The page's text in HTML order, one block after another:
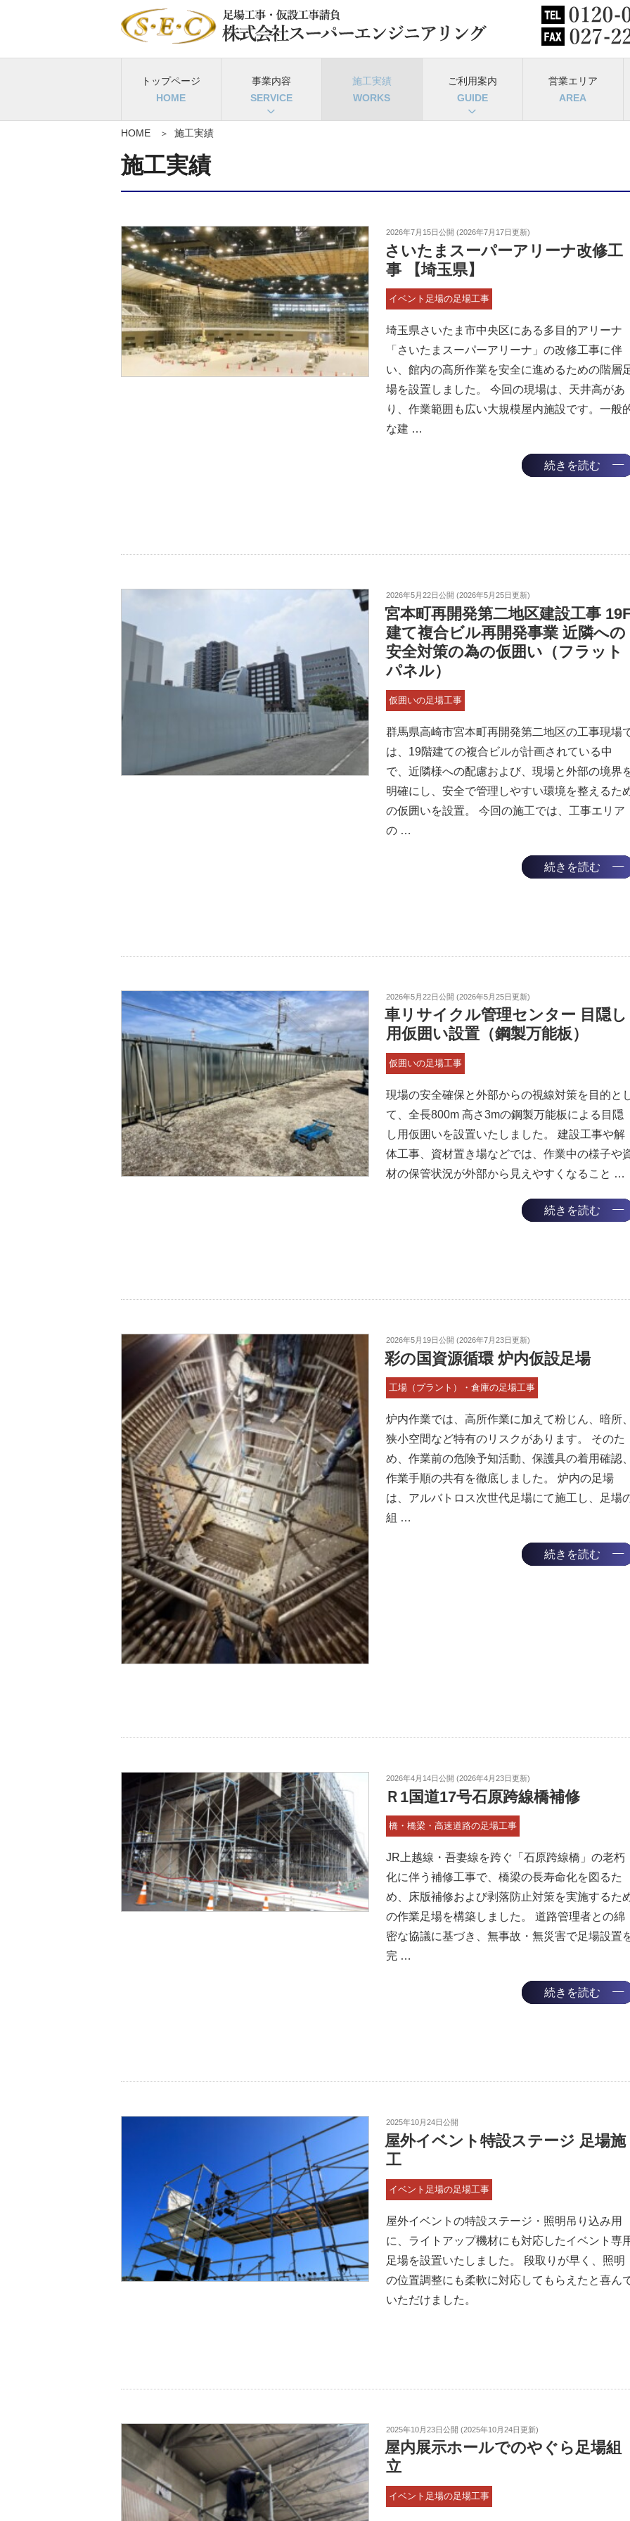
トップページ 事業内容 施工実績 ご利用案内 営業エリア
HOME 施工実績
施工実績
2026年7月15日公開 (2026年7月17日更新)
さいたまスーパーアリーナ改修工
事 【埼玉県】
イベント足場の足場工事
埼玉県さいたま市中央区にある多目的アリーナ
「さいたまスーパーアリーナ」の改修工事に伴
い、館内の高所作業を安全に進めるための階層
場を設置しました。 今回の現場は、天井高があ
り、作業範囲も広い大規模屋内施設です。一般
な建 …
続きを読む
2026年5月22日公開 (2026年5月25日 更新)
宮本町再開発第二地区建設工事
建て複合ビル再開発事業 近隣への
安全対策の為の仮囲い（フラット
パネル）
仮囲いの足場工事
群馬県高崎市宮本町再開発第二地区の工事現場
は、19階建ての複合ビルが計画されている中
で、近隣様への配慮および、現場と外部の境界
明確にし、安全で管理しやすい環境を整えるた
の仮囲いを設置。 今回の施工では、工事エリア
の …
続きを読む
2026年5月22日公開 (2026年5月25日更新)
車リサイクル管理センター 目隠し
用仮囲い設置（鋼製万能板）
仮囲いの足場工事
現場の安全確保と外部からの視線対策を目的と
て、全長800m 高さ3mの鋼製万能板による目隠
し用仮囲いを設置いたしました。 建設工事や解
体工事、資材置き場などでは、作業中の様子や
材の保管状況が外部から見えやすくなること …
続きを読む
2026年5月19日公開 (2026年7月23日更新)
彩の国資源循環 炉内仮設足場
工場（プラント）・倉庫の足場工事
炉内作業では、高所作業に加えて粉じん、暗所
狭小空間など特有のリスクがあります。 そのた
め、作業前の危険予知活動、保護具の着用確認
作業手順の共有を徹底しました。 炉内の足場
は、アルバトロス次世代足場にて施工し、足場
組 …
続きを読む
2026年4月14日公開 (2026年4月23日更新)
Ｒ1国道17号石原跨線橋補修
橋・橋梁・高速道路の足場工事
JR上越線・吾妻線を跨ぐ「石原跨線橋」の老朽
化に伴う補修工事で、橋梁の長寿命化を図るた
め、床版補修および剥落防止対策を実施するた
の作業足場を構築しました。 道路管理者との綿
密な協議に基づき、無事故・無災害で足場設置
完 …
続きを読む
2025年10月24日公開
屋外イベント特設ステージ 足場施
工
イベント足場の足場工事
屋外イベントの特設ステージ・照明吊り込み用
に、ライトアップ機材にも対応したイベント専
足場を設置いたしました。 段取りが早く、照明
の位置調整にも柔軟に対応してもらえたと喜ん
いただけました。
2025年10月23日公開 (2025年10月24日更新)
屋内展示ホールでのやぐら足場組
立
イベント足場の足場工事